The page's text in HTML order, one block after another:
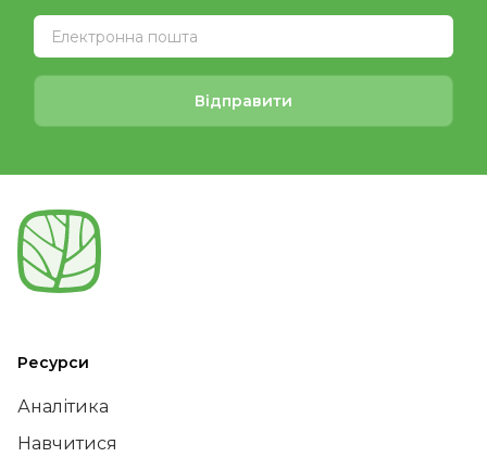
Відправити
Ресурси
Аналітика
Навчитися